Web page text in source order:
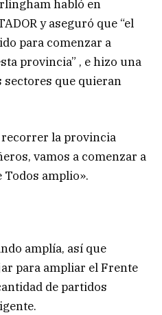
habló en
y aseguró que “el
para comenzar a
provincia” , e hizo una
sectores que quieran
recorrer la provincia
vamos a comenzar a
amplio».
amplía, así que
para ampliar el Frente
de partidos